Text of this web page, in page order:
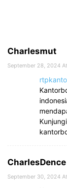
Charlesmut
September 28, 2024
CharlesDence
September 30, 2024